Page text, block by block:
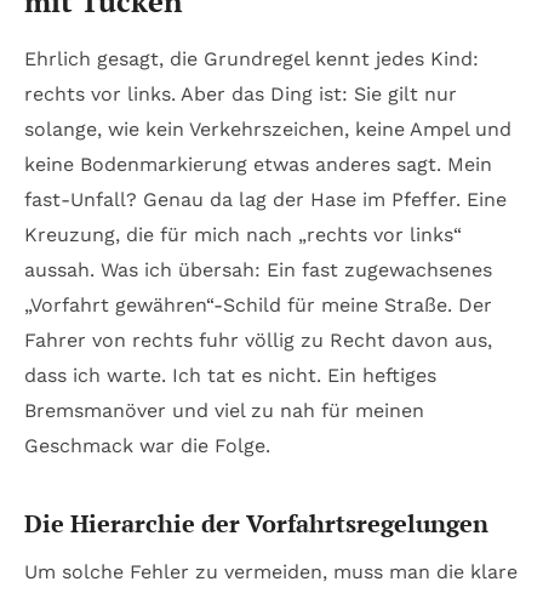
Ehrlich gesagt, die Grundregel kennt jedes Kind:
rechts vor links. Aber das Ding ist: Sie gilt nur
solange, wie kein Verkehrszeichen, keine Ampel und
keine Bodenmarkierung etwas anderes sagt. Mein
fast-Unfall? Genau da lag der Hase im Pfeffer. Eine
Kreuzung, die für mich nach „rechts vor links“
aussah. Was ich übersah: Ein fast zugewachsenes
„Vorfahrt gewähren“-Schild für meine Straße. Der
Fahrer von rechts fuhr völlig zu Recht davon aus,
dass ich warte. Ich tat es nicht. Ein heftiges
Bremsmanöver und viel zu nah für meinen
Geschmack war die Folge.
Die Hierarchie der Vorfahrtsregelungen
Um solche Fehler zu vermeiden, muss man die klare